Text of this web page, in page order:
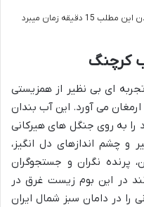
15 دقیقه زمان میبرد
کرچنگ
ای بی نظیر از همزیستی
می آورد. این آب بندان
را به روی جنگل های هیرکانی
و چشم اندازهای دل انگیز،
پرنده نگران و جستجوگران
در این بوم زیست غرق در
را در دامان سبز شمال ایران